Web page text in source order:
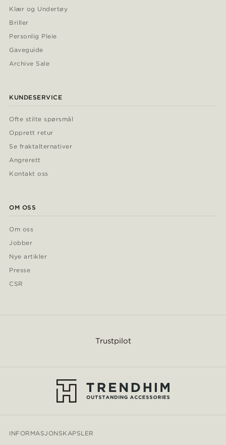
Klær og Undertøy
Briller
Personlig Pleie
Gaveguide
Archive Sale
KUNDESERVICE
Ofte stilte spørsmål
Opprett retur
Se fraktalternativer
Angrerett
Kontakt oss
OM OSS
Om oss
Jobber
Nye artikler
Presse
CSR
Trustpilot
INFORMASJONSKAPSLER